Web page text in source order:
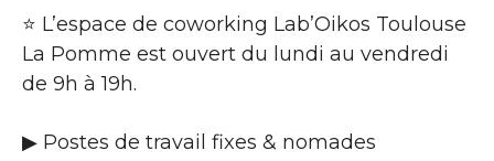
⭐ L’espace de coworking Lab’Oikos Toulouse
La Pomme est ouvert du lundi au vendredi
de 9h à 19h.
▶ Postes de travail fixes & nomades